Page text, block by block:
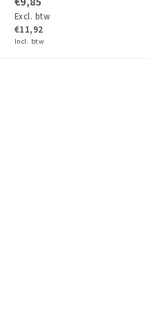
Excl. btw
€11,92
Incl. btw